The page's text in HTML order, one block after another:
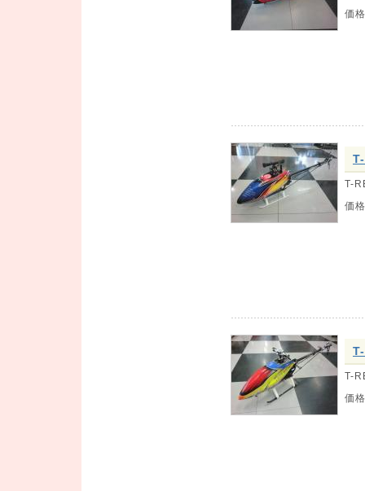
価格
T-
価格
T-
価格